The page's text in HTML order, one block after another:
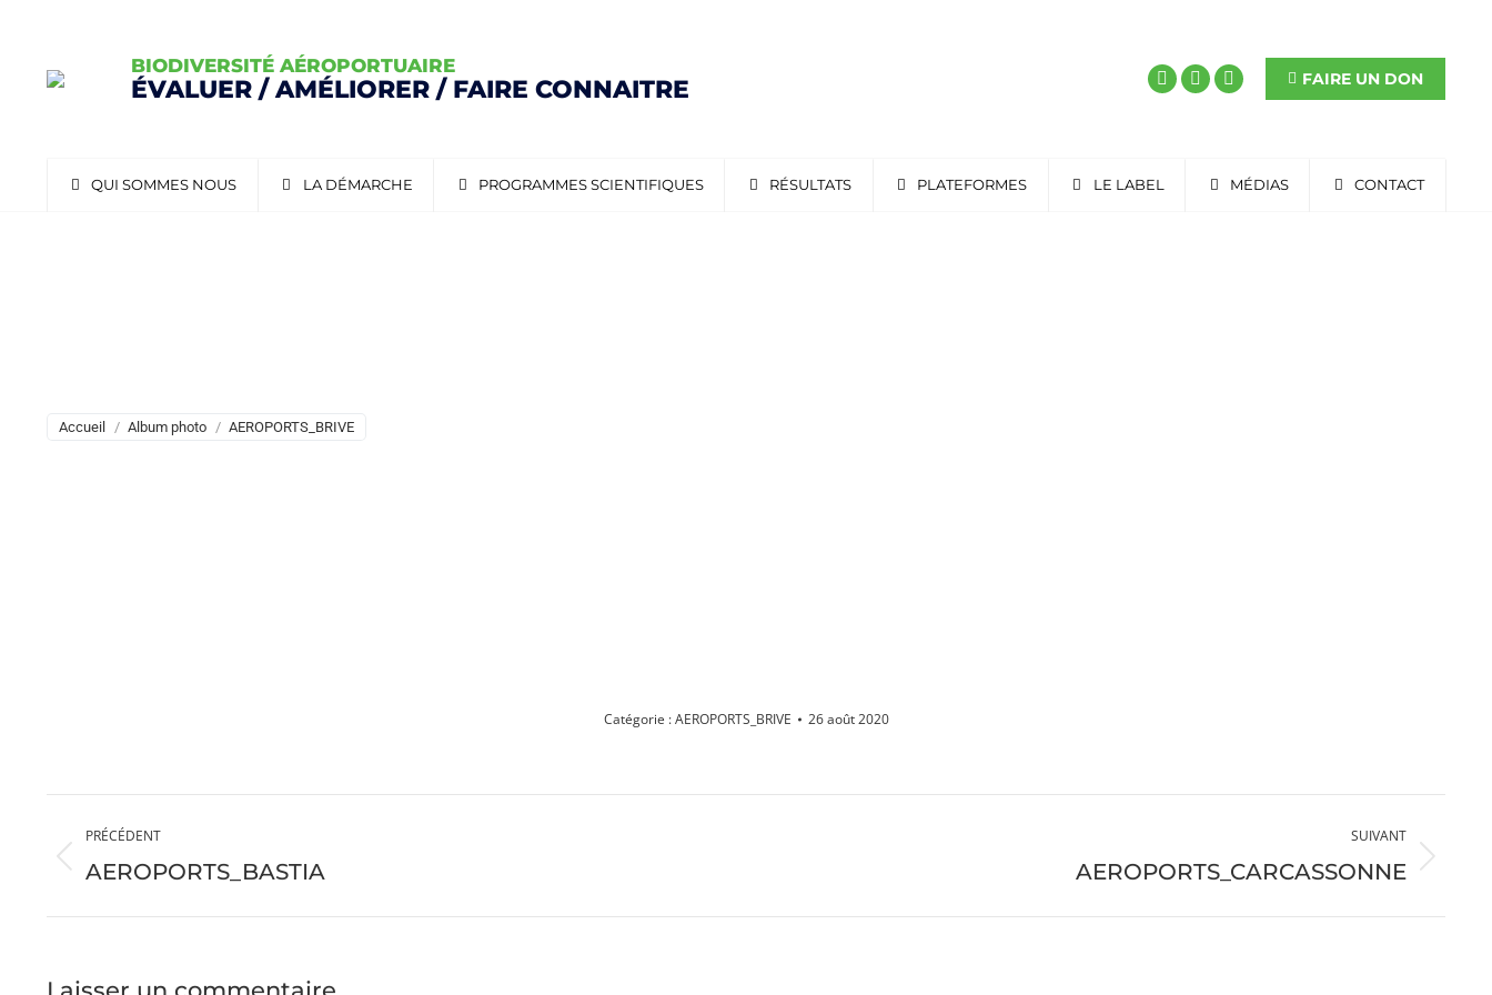
BIODIVERSITÉ AÉROPORTUAIRE
ÉVALUER / AMÉLIORER / FAIRE CONNAITRE FAIRE UN DON
QUI SOMMES NOUS LA DÉMARCHE PROGRAMMES SCIENTIFIQUES RÉSULTATS PLATEFORMES LE LABEL MÉDIAS CONTACT
Vous êtes ici :
Accueil Album photo AEROPORTS_BRIVE
Catégorie :AEROPORTS_BRIVE 26 août 2020
album
PRÉCÉDENT
Album
:
AEROPORTS_BASTIA
SUIVANT
:
AEROPORTS_CARCASSONNE